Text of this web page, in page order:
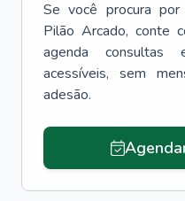
Se você procura por
Pilão Arcado, conte
agenda
acessíveis, sem
adesão.